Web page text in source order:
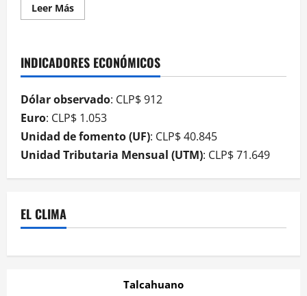
Leer Más
INDICADORES ECONÓMICOS
Dólar observado: CLP$ 912
Euro: CLP$ 1.053
Unidad de fomento (UF): CLP$ 40.845
Unidad Tributaria Mensual (UTM): CLP$ 71.649
EL CLIMA
Talcahuano